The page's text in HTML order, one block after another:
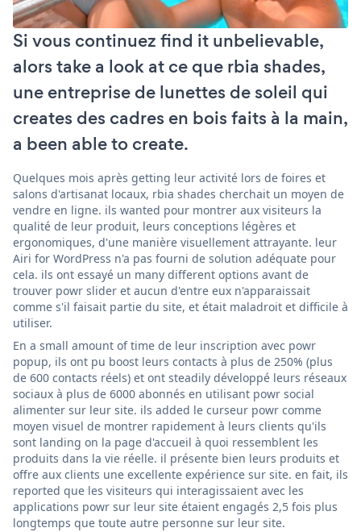
Si vous continuez find it unbelievable,
alors take a look at ce que rbia shades,
une entreprise de lunettes de soleil qui
creates des cadres en bois faits à la main,
a been able to create.
Quelques mois après getting leur activité lors de foires et
salons d'artisanat locaux, rbia shades cherchait un moyen de
vendre en ligne. ils wanted pour montrer aux visiteurs la
qualité de leur produit, leurs conceptions légères et
ergonomiques, d'une manière visuellement attrayante. leur
Airi for WordPress n'a pas fourni de solution adéquate pour
cela. ils ont essayé un many different options avant de
trouver powr slider et aucun d'entre eux n'apparaissait
comme s'il faisait partie du site, et était maladroit et difficile à
utiliser.
En a small amount of time de leur inscription avec powr
popup, ils ont pu boost leurs contacts à plus de 250% (plus
de 600 contacts réels) et ont steadily développé leurs réseaux
sociaux à plus de 6000 abonnés en utilisant powr social
alimenter sur leur site. ils added le curseur powr comme
moyen visuel de montrer rapidement à leurs clients qu'ils
sont landing on la page d'accueil à quoi ressemblent les
produits dans la vie réelle. il présente bien leurs produits et
offre aux clients une excellente expérience sur site. en fait, ils
reported que les visiteurs qui interagissaient avec les
applications powr sur leur site étaient engagés 2,5 fois plus
longtemps que toute autre personne sur leur site.